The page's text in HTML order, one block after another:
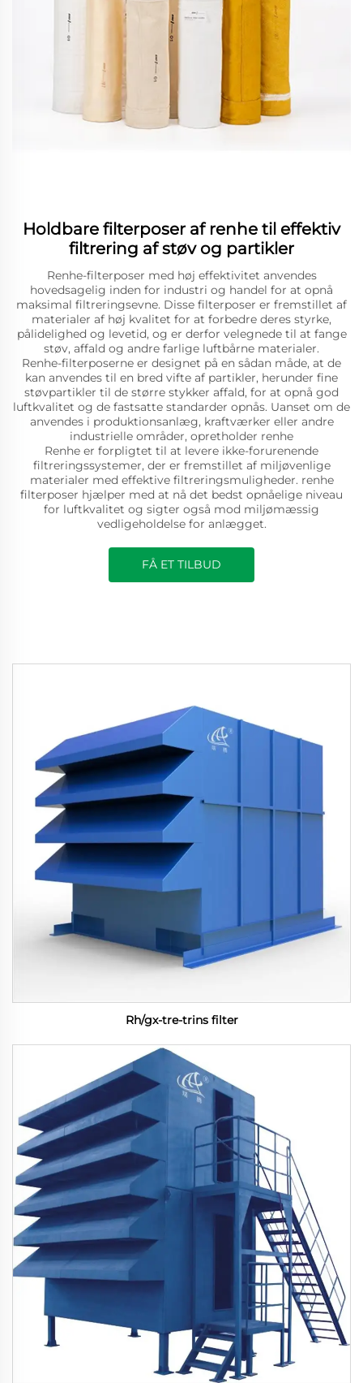
Holdbare filterposer af renhe til effektiv
filtrering af støv og partikler
Renhe-filterposer med høj effektivitet anvendes
hovedsagelig inden for industri og handel for at opnå
maksimal filtreringsevne. Disse filterposer er fremstillet af
materialer af høj kvalitet for at forbedre deres styrke,
pålidelighed og levetid, og er derfor velegnede til at fange
støv, affald og andre farlige luftbårne materialer.
Renhe-filterposerne er designet på en sådan måde, at de
kan anvendes til en bred vifte af partikler, herunder fine
støvpartikler til de større stykker affald, for at opnå god
luftkvalitet og de fastsatte standarder opnås. Uanset om de
anvendes i produktionsanlæg, kraftværker eller andre
industrielle områder, opretholder renhe
Renhe er forpligtet til at levere ikke-forurenende
filtreringssystemer, der er fremstillet af miljøvenlige
materialer med effektive filtreringsmuligheder. renhe
filterposer hjælper med at nå det bedst opnåelige niveau
for luftkvalitet og sigter også mod miljømæssig
vedligeholdelse for anlægget.
FÅ ET TILBUD
Rh/gx-tre-trins filter